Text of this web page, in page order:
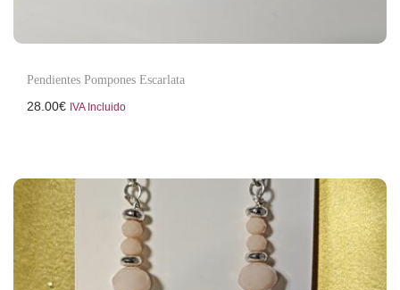
Pendientes Pompones Escarlata
28.00€ IVA Incluido